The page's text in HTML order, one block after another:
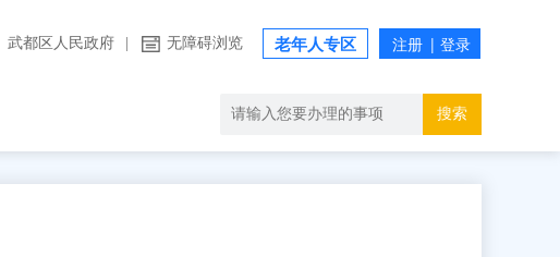
武都区人民政府 无障碍浏览 老年人专区
搜索